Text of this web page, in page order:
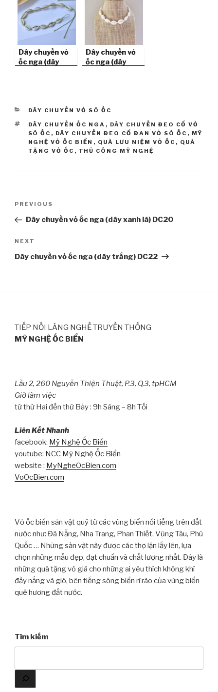
Dây chuyền vỏ
ốc nga (dây
Dây chuyền vỏ
ốc nga (dây
CATEGORIES
DÂY CHUYỀN VỎ SÒ ỐC
TAGS
DÂY CHUYỀN ỐC NGA , DÂY CHUYỀN ĐEO CỔ VỎ
SÒ ỐC , DÂY CHUYỀN ĐEO CỔ ĐAN VỎ SÒ ỐC , MỸ
NGHỆ VỎ ỐC BIỂN , QUÀ LƯU NIỆM VỎ ỐC , QUÀ
TẶNG VỎ ỐC , THỦ CÔNG MỸ NGHỆ
Post
navigation
Previous
Post
PREVIOUS
Dây chuyền vỏ ốc nga (dây xanh lá) DC20
Next
Post
NEXT
Dây chuyền vỏ ốc nga (dây trắng) DC22
TIẾP NỐI LÀNG NGHỀ TRUYỀN THỐNG
MỸ NGHỆ ỐC BIỂN
Lầu 2, 260 Nguyễn Thiện Thuật, P.3, Q.3, tpHCM
Giờ làm việc
từ thứ Hai đến thứ Bảy : 9h Sáng – 8h Tối
Liên Kết Nhanh
facebook: Mỹ Nghệ Ốc Biển
youtube: NCC Mỹ Nghệ Ốc Biển
website : MyNgheOcBien.com
VoOcBien.com
Vỏ ốc biển sản vật quý từ các vùng biển nổi tiếng trên đất
nước như: Đà Nẵng, Nha Trang, Phan Thiết, Vũng Tàu, Phú
Quốc … Những sản vật này được các thợ lặn lấy lên, lựa
chọn những mẫu đẹp, đạt chuẩn và chất lượng nhất. Đây là
những quà tặng vô giá cho những ai yêu thích không khí
đầy nắng và gió, bên tiếng sóng biển rì rào của vùng biển
quê hương đất nước.
Tìm kiếm